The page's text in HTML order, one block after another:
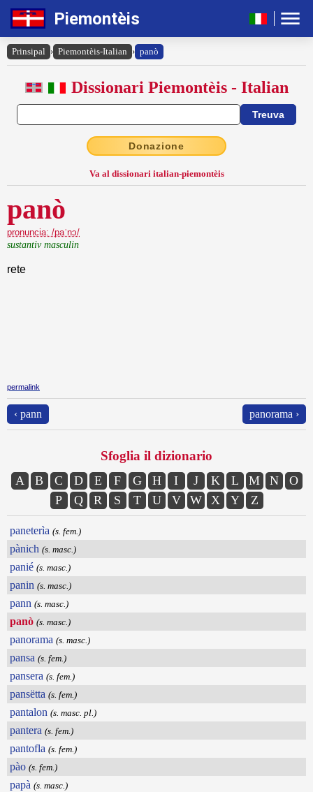
Piemontèis
Prinsipal › Piemontèis-Italian › panò
Dissionari Piemontèis - Italian
Donazione
Va al dissionari italian-piemontèis
panò
pronuncia: /paˈnɔ/
sustantiv masculin
rete
permalink
‹ pann panorama ›
Sfoglia il dizionario
A B C D E F G H I J K L M N
O
P
Q R S T U V W X Y Z
paneterìa (s. fem.)
pànich (s. masc.)
panié (s. masc.)
panin (s. masc.)
pann (s. masc.)
panò (s. masc.)
panorama (s. masc.)
pansa (s. fem.)
pansera (s. fem.)
pansëtta (s. fem.)
pantalon (s. masc. pl.)
pantera (s. fem.)
pantofla (s. fem.)
pào (s. fem.)
papà (s. masc.)